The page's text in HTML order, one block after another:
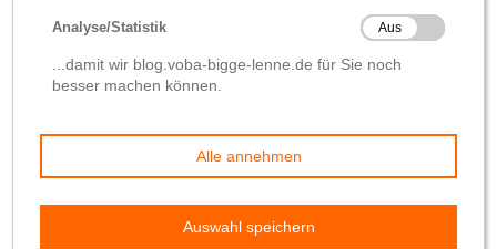
vonWolfgang Hilleke 15. August 2019